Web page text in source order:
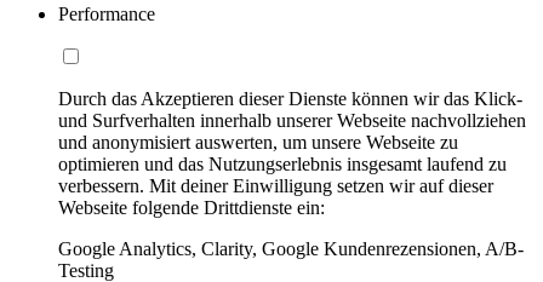
Performance
Durch das Akzeptieren dieser Dienste können wir das Klick-
und Surfverhalten innerhalb unserer Webseite nachvollziehen
und anonymisiert auswerten, um unsere Webseite zu
optimieren und das Nutzungserlebnis insgesamt laufend zu
verbessern. Mit deiner Einwilligung setzen wir auf dieser
Webseite folgende Drittdienste ein:
Google Analytics, Clarity, Google Kundenrezensionen, A/B-
Testing